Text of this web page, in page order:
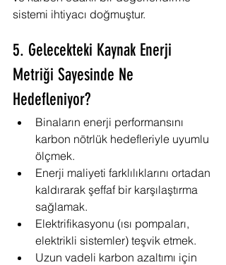
sistemi ihtiyacı doğmuştur.
5. Gelecekteki Kaynak Enerji
Metriği Sayesinde Ne
Hedefleniyor?
Binaların enerji performansını
karbon nötrlük hedefleriyle uyumlu
ölçmek.
Enerji maliyeti farklılıklarını ortadan
kaldırarak şeffaf bir karşılaştırma
sağlamak.
Elektrifikasyonu (ısı pompaları,
elektrikli sistemler) teşvik etmek.
Uzun vadeli karbon azaltımı için